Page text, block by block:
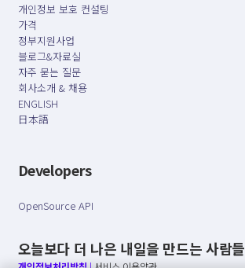
개인정보 보호 컨설팅
가격
정부지원사업
블로그&자료실
자주 묻는 질문
회사소개 & 채용
ENGLISH
日本語
Developers
OpenSource API
오늘보다 더 나은 내일을 만드는 사람들